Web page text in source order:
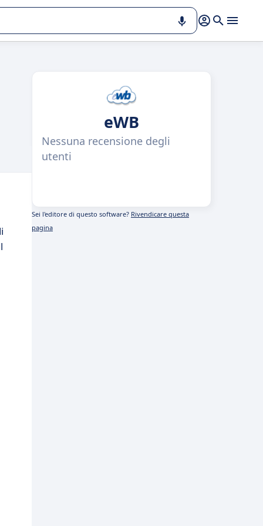
eWB
Nessuna recensione degli
utenti
Sei l'editore di questo software? Rivendicare questa
pagina